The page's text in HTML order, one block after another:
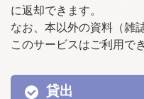
に返却できます。
なお、本以外の資料（雑
このサービスはご利用で
貸出